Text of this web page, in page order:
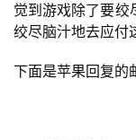
觉到游戏除了要绞
绞尽脑汁地去应付
下面是苹果回复的